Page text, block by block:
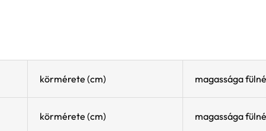
körmérete (cm) magassága
körmérete (cm) magassága